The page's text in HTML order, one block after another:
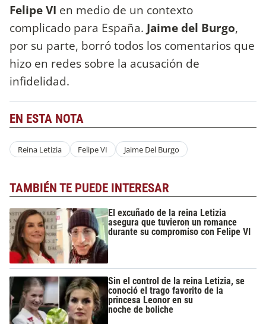
Felipe VI en medio de un contexto
complicado para España. Jaime del Burgo,
por su parte, borró todos los comentarios que
hizo en redes sobre la acusación de
infidelidad.
EN ESTA NOTA
Reina Letizia Felipe VI Jaime Del Burgo
TAMBIÉN TE PUEDE INTERESAR
El excuñado de la reina Letizia
asegura que tuvieron un romance
durante su compromiso con Felipe VI
Sin el control de la reina Letizia, se
conoció el trago favorito de la
princesa Leonor en su
noche de boliche